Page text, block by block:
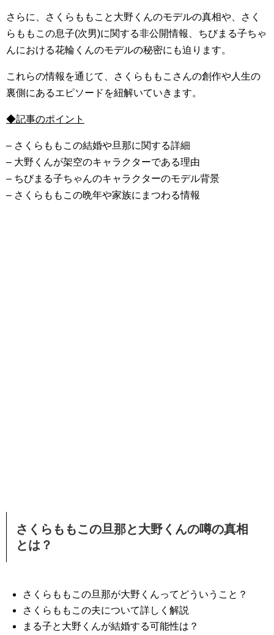
さらに、さくらももこと大野くんのモデルの真相や、さく
らももこの息子(次男)に関する非公開情報、ちびまる子ちゃ
んにおける花輪くんのモデルの秘密にも迫ります。
これらの情報を通じて、さくらももこさんの創作や人生の
裏側にあるエピソードを紐解いていきます。
◆記事のポイント
– さくらももこの結婚や旦那に関する詳細
– 大野くんが架空のキャラクターである理由
– ちびまる子ちゃんのキャラクターのモデル背景
– さくらももこの晩年や家族にまつわる情報
さくらももこの旦那と大野くんの噂の真相
とは？
さくらももこの旦那が大野くんってどういうこと？
さくらももこの夫について詳しく解説
まる子と大野くんが結婚する可能性は？